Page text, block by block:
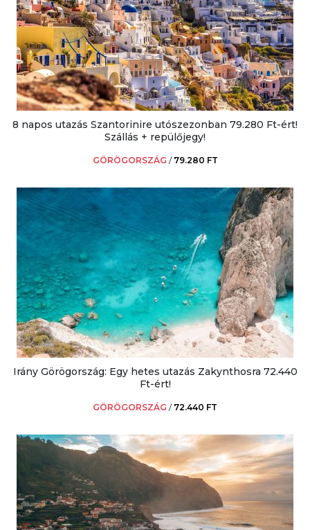
8 napos utazás Szantorinire utószezonban 79.280 Ft-ért!
Szállás + repülőjegy!
GÖRÖGORSZÁG / 79.280 FT
Irány Görögország: Egy hetes utazás Zakynthosra 72.440
Ft-ért!
GÖRÖGORSZÁG / 72.440 FT